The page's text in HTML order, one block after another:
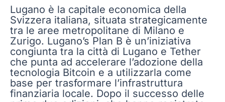
Lugano è la capitale economica della
Svizzera italiana, situata strategicamente
tra le aree metropolitane di Milano e
Zurigo. Lugano’s Plan B è un’iniziativa
congiunta tra la città di Lugano e Tether
che punta ad accelerare l’adozione della
tecnologia Bitcoin e a utilizzarla come
base per trasformare l’infrastruttura
finanziaria locale. Dopo il successo delle